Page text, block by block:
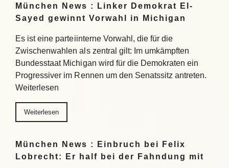
München News : Linker Demokrat El-
Sayed gewinnt Vorwahl in Michigan
Es ist eine parteiinterne Vorwahl, die für die
Zwischenwahlen als zentral gilt: Im umkämpften
Bundesstaat Michigan wird für die Demokraten ein
Progressiver im Rennen um den Senatssitz antreten.
Weiterlesen
Weiterlesen
München News : Einbruch bei Felix
Lobrecht: Er half bei der Fahndung mit